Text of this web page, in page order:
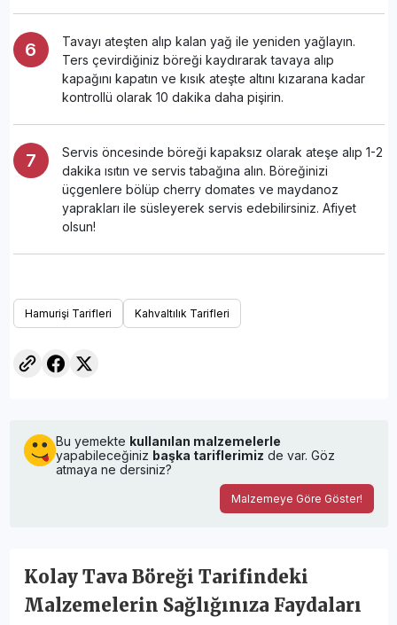
Tavayı ateşten alıp kalan yağ ile yeniden yağlayın.
Ters çevirdiğiniz böreği kaydırarak tavaya alıp
kapağını kapatın ve kısık ateşte altını kızarana kadar
kontrollü olarak 10 dakika daha pişirin.
Servis öncesinde böreği kapaksız olarak ateşe alıp 1-2
dakika ısıtın ve servis tabağına alın. Böreğinizi
üçgenlere bölüp cherry domates ve maydanoz
yaprakları ile süsleyerek servis edebilirsiniz. Afiyet
olsun!
Hamurişi Tarifleri Kahvaltılık Tarifleri
Bu yemekte kullanılan malzemelerle
yapabileceğiniz başka tariflerimiz de var. Göz
atmaya ne dersiniz?
Malzemeye Göre Göster!
Kolay Tava Böreği Tarifindeki
Malzemelerin Sağlığınıza Faydaları